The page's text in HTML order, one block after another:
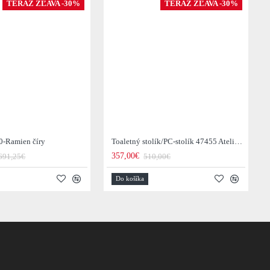
TERAZ ZĽAVA -30%
Ramien číry
TERAZ ZĽAVA -30%
Toaletný stolík/PC-stolík 47455 Atelier 120cm Natural Dub Dyha
357,00€ 510,00€
Do košíka